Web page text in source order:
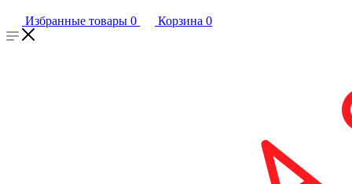
Избранные товары 0 Корзина 0